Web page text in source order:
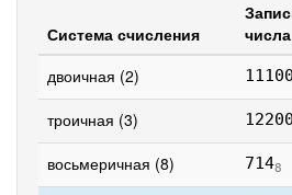
Система счисления
числа
двоичная (2)
троичная (3)
восьмеричная (8) 7148